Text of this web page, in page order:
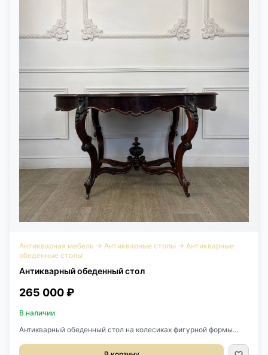
Антикварная мебель → Антикварные столы → Антикварные
обеденные столы
Антикварный обеденный стол
265 000 ₽
В наличии
Антикварный обеденный стол на колесиках фигурной формы
одной из самых дорогих пород дерева. С двух сторон имеются